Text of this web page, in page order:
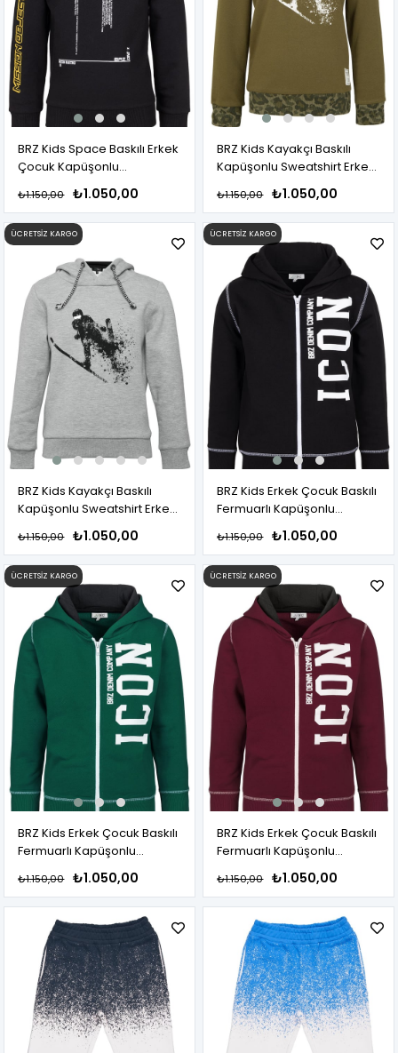
BRZ Kids Space Baskılı Erkek
Çocuk Kapüşonlu
₺1.050,00
₺1.150,00
BRZ Kids Kayakçı Baskılı
Kapüşonlu Sweatshirt Erkek
₺1.050,00
₺1.150,00
BRZ Kids Kayakçı Baskılı
Kapüşonlu Sweatshirt Erkek
₺1.050,00
₺1.150,00
ÜCRETSIZ KARGO
BRZ Kids Erkek Çocuk Baskılı
Fermuarlı Kapüşonlu
₺1.050,00
₺1.150,00
ÜCRETSIZ KARGO
BRZ Kids Erkek Çocuk Baskılı
Fermuarlı Kapüşonlu
₺1.050,00
₺1.150,00
ÜCRETSIZ KARGO
BRZ Kids Erkek Çocuk Baskılı
Fermuarlı Kapüşonlu
₺1.050,00
₺1.150,00
ÜCRETSIZ KARGO